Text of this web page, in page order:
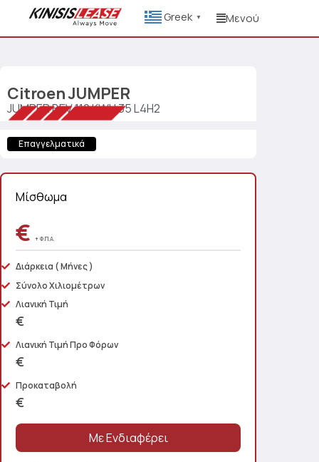
Greek ▼ Μενού
CitroenJUMPER
JUMPER BEV 110 KWH 35 L4H2
Επαγγελματικά
Μίσθωμα
€ + Φ.Π.Α.
Διάρκεια ( Μήνες )
Σύνολο Χιλιομέτρων
Λιανική Τιμή
€
Λιανική Τιμή Προ Φόρων
€
Προκαταβολή
€